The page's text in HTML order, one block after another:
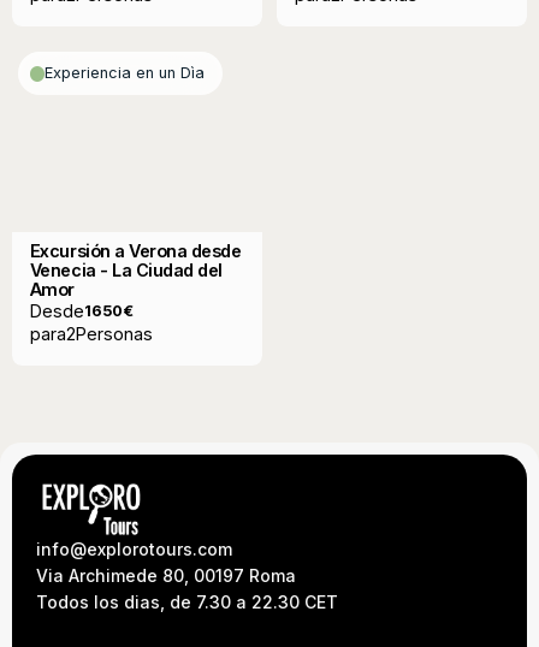
Experiencia en un Dìa
Excursión a Verona desde
Venecia - La Ciudad del
Amor
Desde1650€
para2Personas
info@explorotours.com
Via Archimede 80, 00197 Roma
Todos los dias, de 7.30 a 22.30 CET